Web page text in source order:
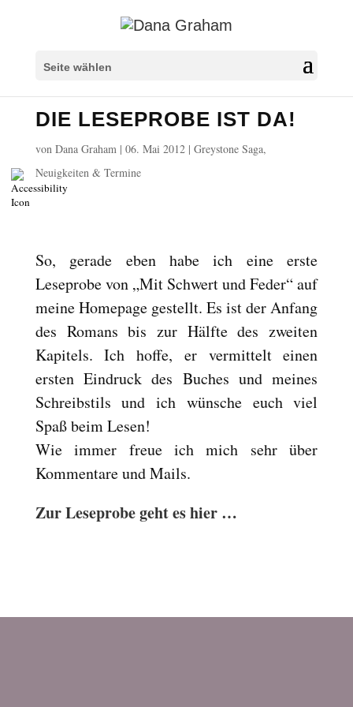
Seite wählen
DIE LESEPROBE IST DA!
von Dana Graham| 06. Mai 2012| Greystone Saga,
Neuigkeiten & Termine
So, gerade eben habe ich eine erste
Leseprobe von „Mit Schwert und Feder“ auf
meine Homepage gestellt. Es ist der Anfang
des Romans bis zur Hälfte des zweiten
Kapitels. Ich hoffe, er vermittelt einen
ersten Eindruck des Buches und meines
Schreibstils und ich wünsche euch viel
Spaß beim Lesen!
Wie immer freue ich mich sehr über
Kommentare und Mails.
Zur Leseprobe geht es hier …
Überschriften markieren
settings
zoom_out Herauszoomen
zoom_in Vergrößern
remove_circle_outline Schrift verkleinern
add_circle_outline
brightness_high Heller Kontrast
brightness_low Dunkler Kontrast
format_underlined Links unterstreichen
font_download Links markieren
Reset
all
options
cached